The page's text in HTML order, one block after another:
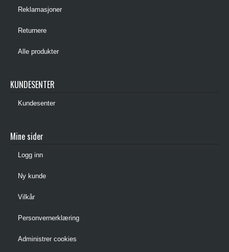
Reklamasjoner
Returnere
Alle produkter
KUNDESENTER
Kundesenter
Mine sider
Logg inn
Ny kunde
Vilkår
Personvernerklæring
Administrer cookies